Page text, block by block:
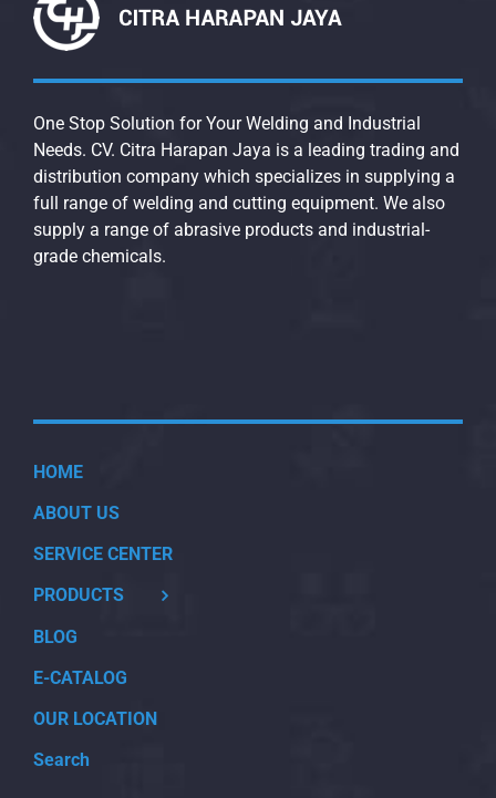
One Stop Solution for Your Welding and Industrial
Needs. CV. Citra Harapan Jaya is a leading trading and
distribution company which specializes in supplying a
full range of welding and cutting equipment. We also
supply a range of abrasive products and industrial-
grade chemicals.
HOME
ABOUT US
SERVICE CENTER
PRODUCTS
BLOG
E-CATALOG
OUR LOCATION
Search